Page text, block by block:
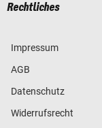
Rechtliches
Impressum
AGB
Datenschutz
Widerrufsrecht